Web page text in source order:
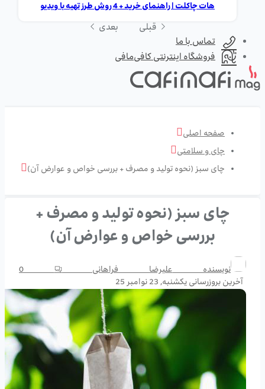
هات چاکلت | راهنمای خرید + 4 روش طرز تهیه با ویدیو
قبلی
بعدی
تماس با ما
فروشگاه اینترنتی کافی‌مافی
صفحه اصلی
چای و سلامتی
چای سبز (نحوه تولید و مصرف + بررسی خواص و عوارض آن)
چای سبز (نحوه تولید و مصرف +
بررسی خواص و عوارض آن)
نویسندهعلیرضا فراهانی
0
آخرین بروزرسانییکشنبه, 23 نوامبر 25